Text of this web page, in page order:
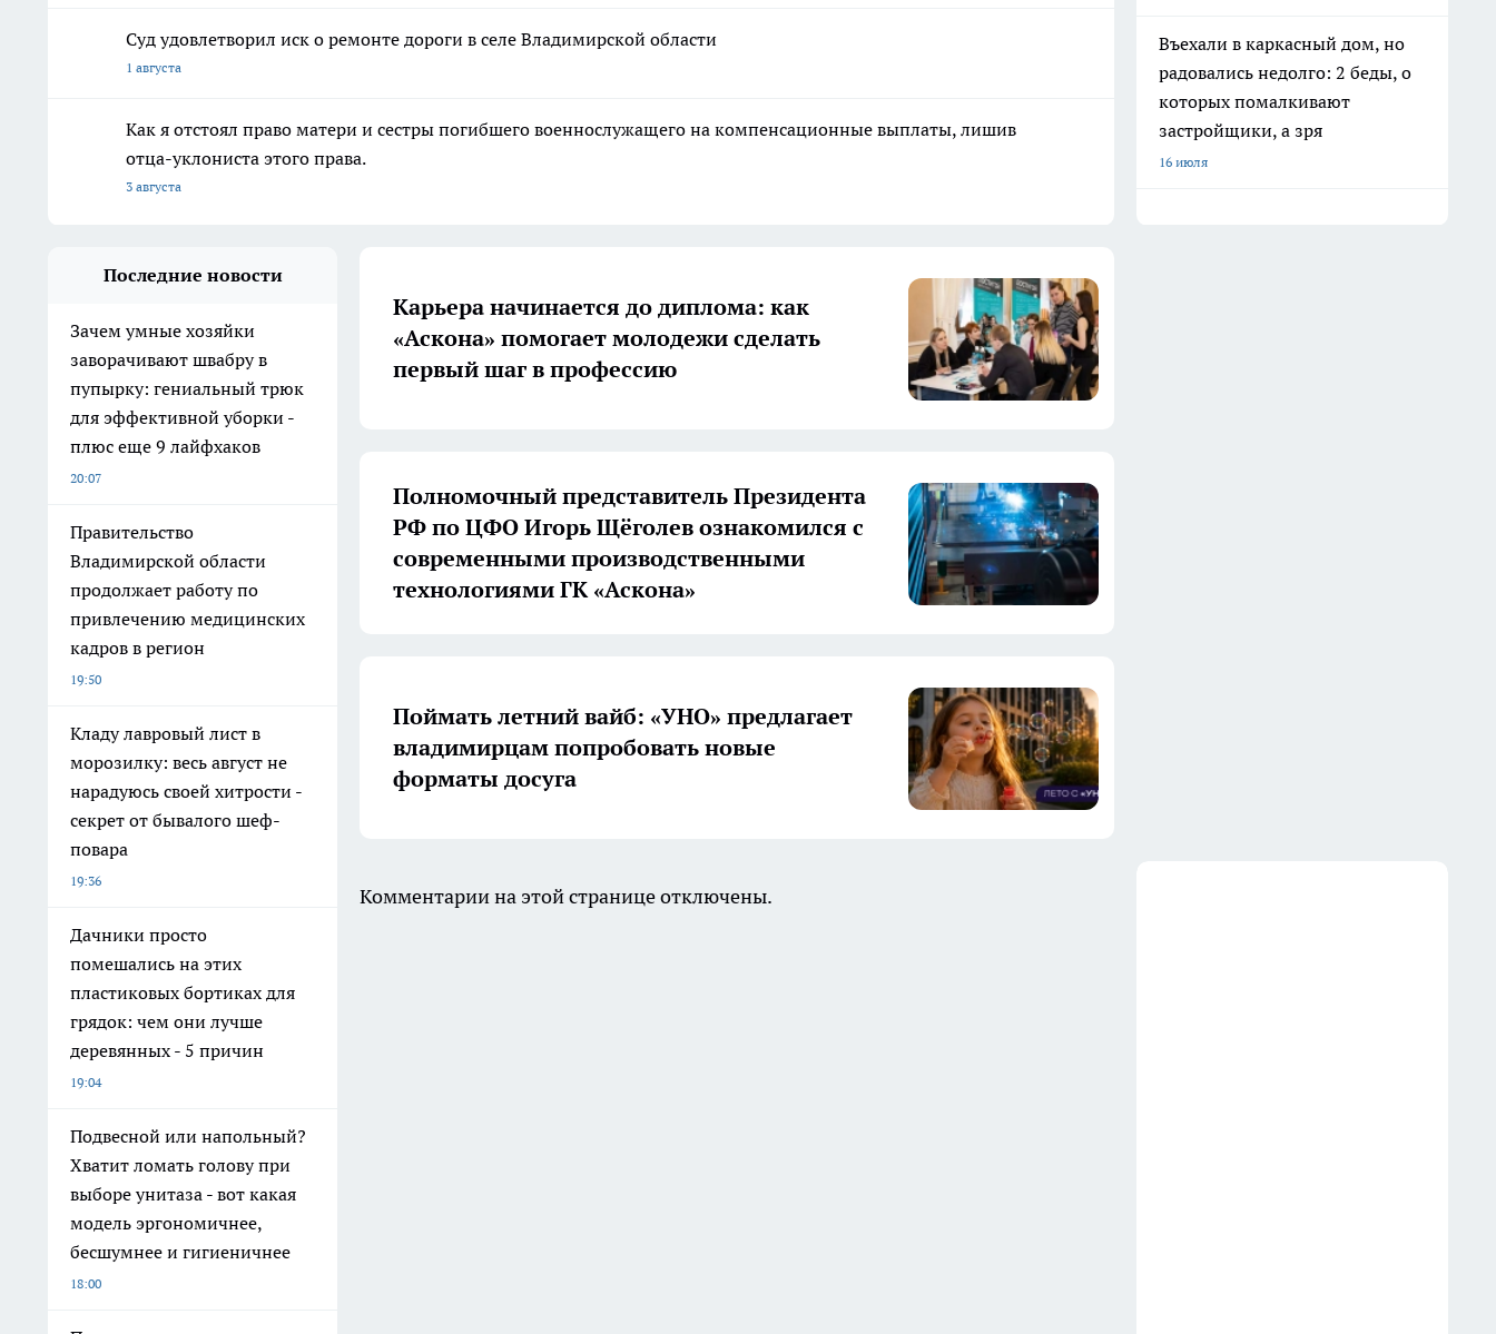
Суд удовлетворил иск о ремонте дороги в селе Владимирской области
1 августа
Как я отстоял право матери и сестры погибшего военнослужащего на компенсационные выплаты, лишив
отца-уклониста этого права.
3 августа
Въехали в каркасный дом, но
радовались недолго: 2 беды, о
которых помалкивают
застройщики, а зря
16 июля
Последние новости
Зачем умные хозяйки
заворачивают швабру в
пупырку: гениальный трюк
для эффективной уборки -
плюс еще 9 лайфхаков
20:07
Правительство
Владимирской области
продолжает работу по
привлечению медицинских
кадров в регион
19:50
Кладу лавровый лист в
морозилку: весь август не
нарадуюсь своей хитрости -
секрет от бывалого шеф-
повара
19:36
Дачники просто
помешались на этих
пластиковых бортиках для
грядок: чем они лучше
деревянных - 5 причин
19:04
Подвесной или напольный?
Хватит ломать голову при
выборе унитаза - вот какая
модель эргономичнее,
бесшумнее и гигиеничнее
18:00
Карьера начинается до диплома: как
«Аскона» помогает молодежи сделать
первый шаг в профессию
Полномочный представитель Президента
РФ по ЦФО Игорь Щёголев ознакомился с
современными производственными
технологиями ГК «Аскона»
Поймать летний вайб: «УНО» предлагает
владимирцам попробовать новые
форматы досуга
Комментарии на этой странице отключены.